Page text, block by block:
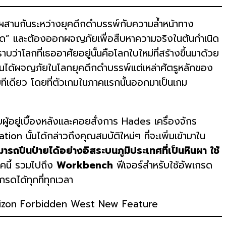
นกันระหว่างยุคดึกดําบรรพ์กับความล้ำหน้าทาง
ด” และต้องออกผจญภัยเพื่อสืบหาความจริงในต้นกำเนิด
ว่าโลกที่เธออาศัยอยู่นั้นคือโลกใบใหม่ที่สร้างขึ้นมาด้วย
ได้ผจญภัยในโลกยุคดึกดําบรรพ์แต่เหล่าศัตรูหลักของ
ดียว โดยที่ตัวเกมในภาคแรกนั้นออกมาเป็นเกม
ยู่เบื้องหลังและคอยสั่งการ Hades เครื่องจักร
นั้นได้กล่าวถึงคุณสมบัติใหม่ๆ ที่จะเพิ่มเข้ามาใน
รถปีนป่ายได้อย่างอิสระบนภูมิประเทศที่เป็นหินผา ใช้
นี้ รวมไปถึง Workbench ฟีเจอร์สำหรับใช้อัพเกรด
ดได้ทุกที่ทุกเวลา